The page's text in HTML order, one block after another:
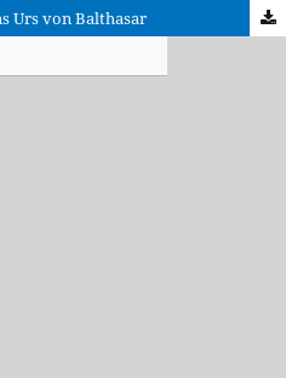
Urs von Balthasar